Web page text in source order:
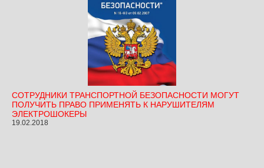
СОТРУДНИКИ ТРАНСПОРТНОЙ БЕЗОПАСНОСТИ МОГУТ
ПОЛУЧИТЬ ПРАВО ПРИМЕНЯТЬ К НАРУШИТЕЛЯМ
ЭЛЕКТРОШОКЕРЫ
19.02.2018